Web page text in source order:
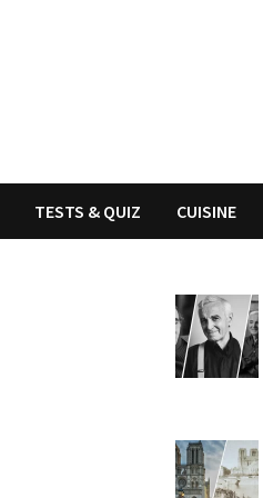
TESTS & QUIZ CUISINE